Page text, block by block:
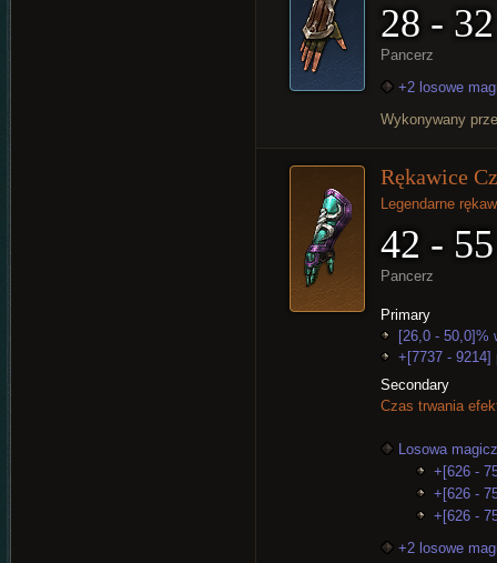
28 - 32
Pancerz
+2 losowe
Wykonywany
Rękawice
Legendarne
42 - 55
Pancerz
Primary
[26,0 - 50,0]%
+[7737 -
Secondary
Czas trwania
Losowa
+[626 -
+[626 -
+[626 -
+2 losowe